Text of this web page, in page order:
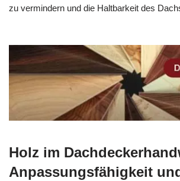
zu vermindern und die Haltbarkeit des
Holz im
Anpassungsfähigkeit